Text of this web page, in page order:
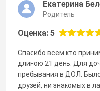
Екатерина
Родитель
Оценка: 5
Спасибо всем кто
длиною 21 день. Для
пребывания в ДОЛ. Было
друзей, ни знакомых в